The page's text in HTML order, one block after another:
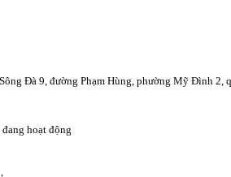
Sông Đà 9, đường Phạm Hùng, phường Mỹ Đình 2,
đang hoạt động